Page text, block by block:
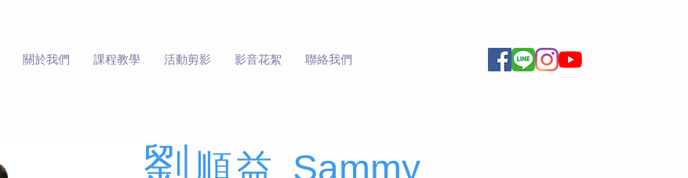
關於我們 課程教學 活動剪影 影音花絮 聯絡我們
劉 順益 Sammy